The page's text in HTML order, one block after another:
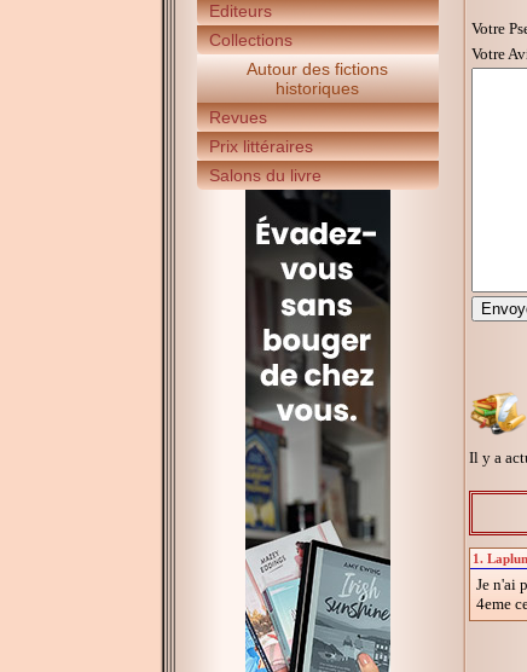
Editeurs
Collections
Autour des fictions
historiques
Revues
Prix littéraires
Salons du livre
Votre
Votre
Il y a
1.
Je n'ai
4eme